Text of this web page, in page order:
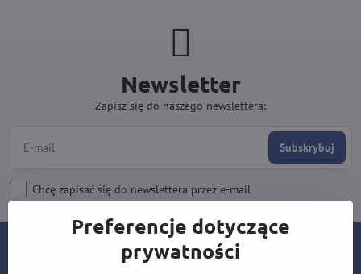
Newsletter
Zapisz się do naszego newslettera:
Subskrybuj
Chcę zapisać się do newslettera przez e-mail
Preferencje dotyczące
prywatności